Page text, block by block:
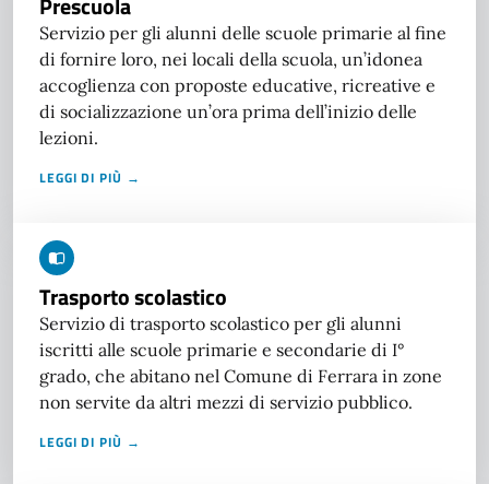
Servizio per gli alunni delle scuole primarie al fine
di fornire loro, nei locali della scuola, un’idonea
accoglienza con proposte educative, ricreative e
di socializzazione un’ora prima dell’inizio delle
lezioni.
LEGGI DI PIÙ →
Trasporto scolastico
Servizio di trasporto scolastico per gli alunni
iscritti alle scuole primarie e secondarie di I°
grado, che abitano nel Comune di Ferrara in zone
non servite da altri mezzi di servizio pubblico.
LEGGI DI PIÙ →